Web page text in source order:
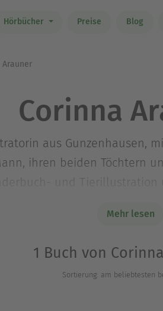
Hörbücher Preise Blog
Arauner
Corinna
aus Gunzenhausen,
ihren beiden Töchtern
und
Mehr lesen
1 Buch von
Sortierung: am beliebtesten